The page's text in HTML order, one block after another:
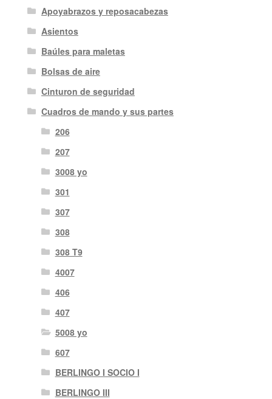
Apoyabrazos y reposacabezas
Asientos
Baúles para maletas
Bolsas de aire
Cinturon de seguridad
Cuadros de mando y sus partes
206
207
3008 yo
301
307
308
308 T9
4007
406
407
5008 yo
607
BERLINGO I SOCIO I
BERLINGO III